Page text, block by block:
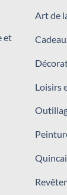
et
Art de
Loisirs